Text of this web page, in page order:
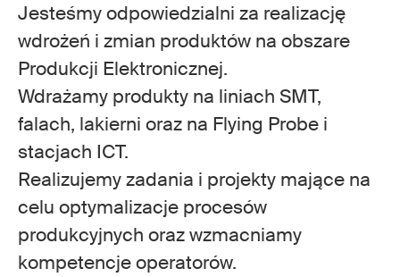
Jesteśmy odpowiedzialni za realizację
wdrożeń i zmian produktów na obszare
Produkcji Elektronicznej.
Wdrażamy produkty na liniach SMT,
falach, lakierni oraz na Flying Probe i
stacjach ICT.
Realizujemy zadania i projekty mające na
celu optymalizacje procesów
produkcyjnych oraz wzmacniamy
kompetencje operatorów.